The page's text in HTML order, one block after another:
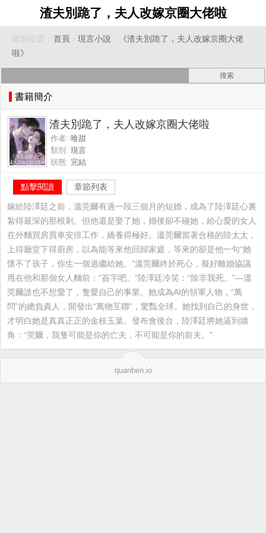
渣夫別跪了，夫人改嫁京圈大佬啦
當前位置： 首頁 › 現言小說 ›
《渣夫別跪了，夫人改嫁京圈大佬
啦》
書籍簡介
渣夫別跪了，夫人改嫁京圈大佬啦
作者: 唯甜
類別: 現言
狀態: 完結
點擊閱讀 章節列表
嫁給陸澤廷之前，溫莞爾有過一段三個月的短婚，成為了陸澤廷心裏
紮得最深的那根刺。但他還是娶了她，婚後卻不碰她，給心愛的女人
在外麵買房買車安排工作，嬌養得極好。溫莞爾當著合格的陸太太，
上得廳堂下得廚房，以為能等來他回歸家庭，等來的卻是他一句“她
懷不了孩子，你生一個過繼給她。”溫莞爾終於死心，擬好離婚協議
甩在他和那個女人麵前：“簽字吧。”陸澤廷冷笑：“除非我死。”—溫
莞爾誰也不想愛了，隻愛自己的事業。她成為AI的領軍人物，“萬
問”的總負責人，開發出“萬物互聯”，驚豔全球。她找到自己的身世，
才明白她是真真正正的金枝玉葉。發布會後台，陸澤廷將她逼到牆
角：“莞爾，我隻可能是你的亡夫，不可能是你的前夫。”
quanben.io